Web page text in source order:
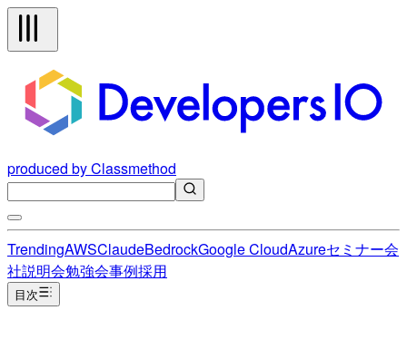
produced by Classmethod
TrendingAWSClaudeBedrockGoogle CloudAzureセミナー会
社説明会勉強会事例採用
目次